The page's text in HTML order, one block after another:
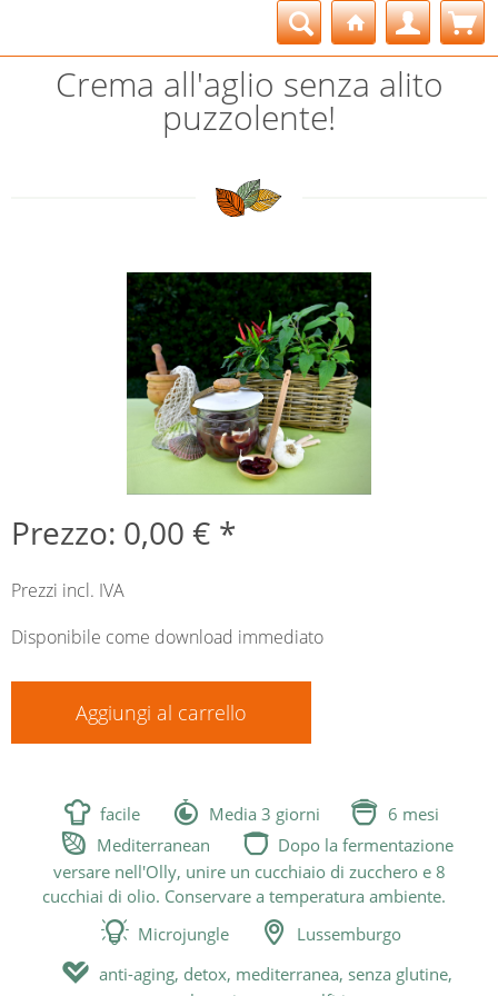
Crema all'aglio senza alito
puzzolente!
Prezzo: 0,00 € *
Prezzi incl. IVA
Disponibile come download immediato
Aggiungi al carrello
 facile  Media 3 giorni  6 mesi
 Mediterranean  Dopo la fermentazione
versare nell'Olly, unire un cucchiaio di zucchero e 8
cucchiai di olio. Conservare a temperatura ambiente.
 Microjungle  Lussemburgo
 anti-aging, detox, mediterranea, senza glutine,